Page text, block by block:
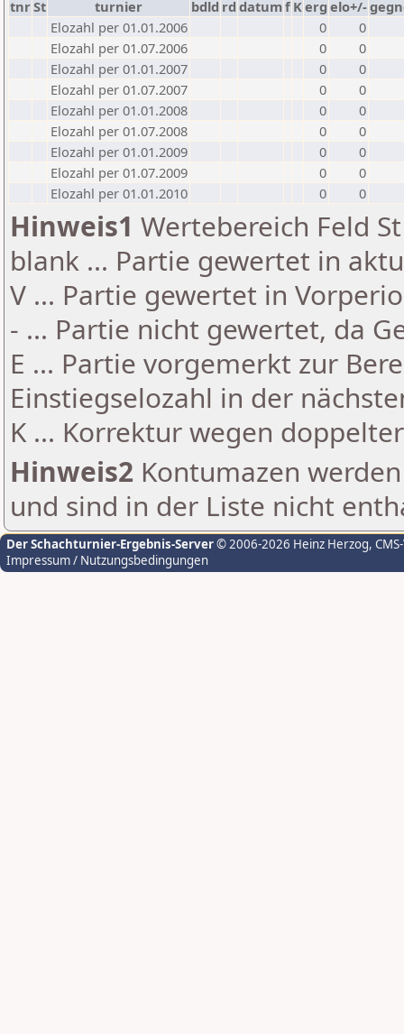
tnrSt turnier bdld rd datumf Kerg elo+/-
Elozahl per 01.01.2006
0
0
Elozahl per 01.07.2006
0
0
Elozahl per 01.01.2007
0
0
Elozahl per 01.07.2007
0
0
Elozahl per 01.01.2008
0
0
Elozahl per 01.07.2008
0
0
Elozahl per 01.01.2009
0
0
Elozahl per 01.07.2009
0
0
Elozahl per 01.01.2010
0 0
Hinweis1 Wertebereich Feld
blank ... Partie gewertet in
V ... Partie gewertet in
- ... Partie nicht gewertet, da
E ... Partie vorgemerkt zur
Einstiegselozahl in der
K ... Korrektur wegen
Hinweis2 Kontumazen
und sind in der Liste nicht
Der Schachturnier-Ergebnis-Server© 2006-2026 Heinz Herzog,
Impressum / Nutzungsbedingungen